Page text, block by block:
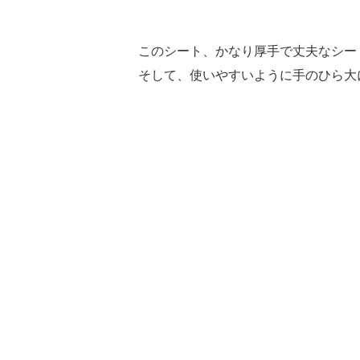
このシート、かなり厚手で丈夫なシー
そして、使いやすいように手のひら大